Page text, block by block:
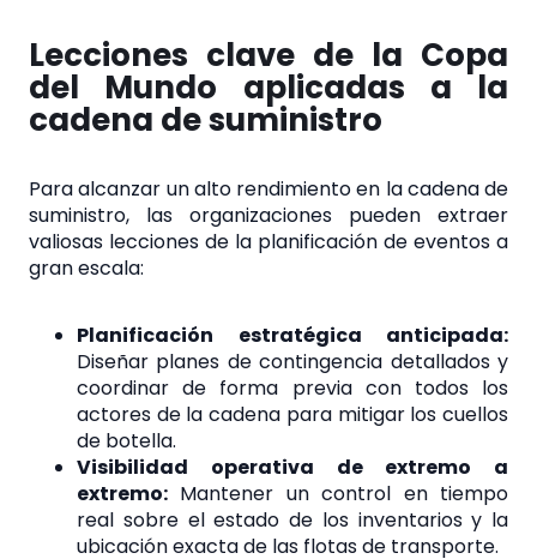
Lecciones clave de la Copa
del Mundo aplicadas a la
cadena de suministro
Para alcanzar un alto rendimiento en la cadena de
suministro, las organizaciones pueden extraer
valiosas lecciones de la planificación de eventos a
gran escala:
Planificación estratégica anticipada:
Diseñar planes de contingencia detallados y
coordinar de forma previa con todos los
actores de la cadena para mitigar los cuellos
de botella.
Visibilidad operativa de extremo a
extremo: Mantener un control en tiempo
real sobre el estado de los inventarios y la
ubicación exacta de las flotas de transporte.